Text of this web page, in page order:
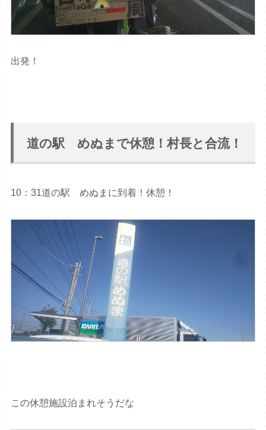
出発！
道の駅 めぬまで休憩！村長と合流！
10：31道の駅 めぬまに到着！休憩！
この休憩施設泊まれそうだな